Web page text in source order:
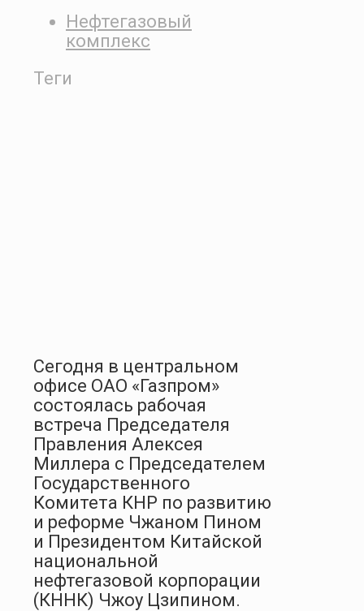
Нефтегазовый
комплекс
Теги
Сегодня в центральном
офисе ОАО «Газпром»
состоялась рабочая
встреча Председателя
Правления Алексея
Миллера с Председателем
Государственного
Комитета КНР по развитию
и реформе Чжаном Пином
и Президентом Китайской
национальной
нефтегазовой корпорации
(КННК) Чжоу Цзипином.